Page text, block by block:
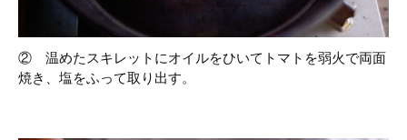
② 温めたスキレットにオイルをひいてトマトを弱火で両面
焼き、塩をふって取り出す。